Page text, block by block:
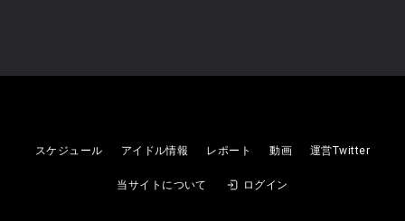
【観覧無料】Malcolm Mask
McLaren FREE LIVE
スケジュール アイドル情報 レポート 動画 運営Twitter
当サイトについて ログイン